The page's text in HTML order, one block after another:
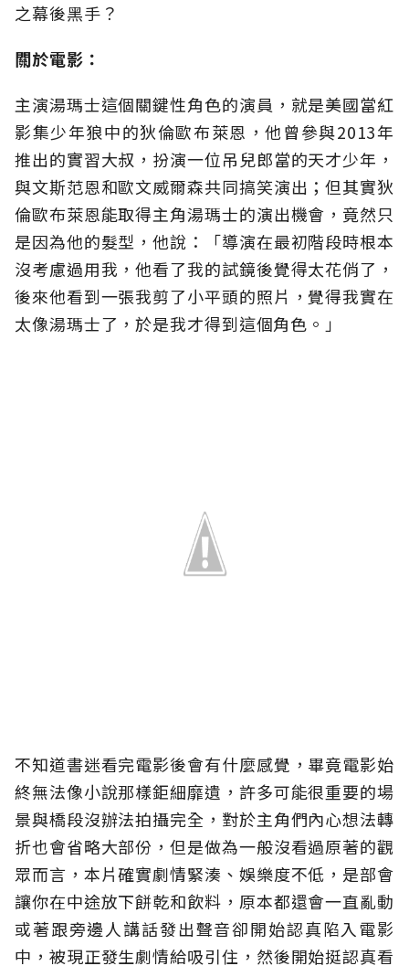
之幕後黑手？
關於電影：
主演湯瑪士這個關鍵性角色的演員，就是美國當紅
影集少年狼中的狄倫歐布萊恩，他曾參與2013年
推出的實習大叔，扮演一位吊兒郎當的天才少年，
與文斯范恩和歐文威爾森共同搞笑演出；但其實狄
倫歐布萊恩能取得主角湯瑪士的演出機會，竟然只
是因為他的髮型，他說：「導演在最初階段時根本
沒考慮過用我，他看了我的試鏡後覺得太花俏了，
後來他看到一張我剪了小平頭的照片，覺得我實在
太像湯瑪士了，於是我才得到這個角色。」
不知道書迷看完電影後會有什麼感覺，畢竟電影始
終無法像小說那樣鉅細靡遺，許多可能很重要的場
景與橋段沒辦法拍攝完全，對於主角們內心想法轉
折也會省略大部份，但是做為一般沒看過原著的觀
眾而言，本片確實劇情緊湊、娛樂度不低，是部會
讓你在中途放下餅乾和飲料，原本都還會一直亂動
或著跟旁邊人講話發出聲音卻開始認真陷入電影
中，被現正發生劇情給吸引住，然後開始挺認真看